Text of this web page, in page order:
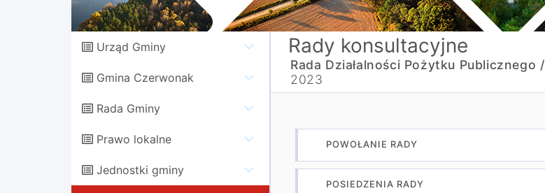
Urząd Gminy
Gmina Czerwonak
Rada Gminy
Prawo lokalne
Jednostki gminy
Rady konsultacyjne
Rada Działalności Pożytku Publicznego /
2023
POWOŁANIE RADY
POSIEDZENIA RADY